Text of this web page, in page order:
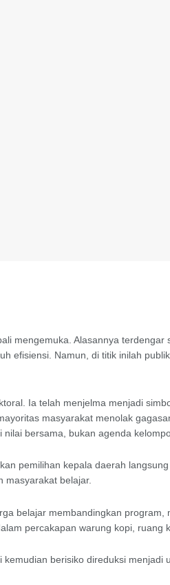
mengemuka. Alasannya
efisiensi. Namun, di titik inilah
Ia telah menjelma menjadi
masyarakat menolak
bersama, bukan agenda
pemilihan kepala daerah
masyarakat belajar.
belajar membandingkan
percakapan warung kopi, ruang
berisiko direduksi